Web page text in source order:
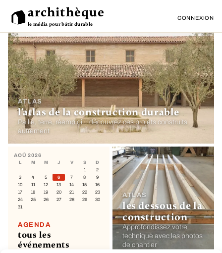
archithèque
le média pour bâtir durable
CONNEXION
ATLAS
l'atlas de la construction durable
Paille, terre, réemploi… découvrez ces projets construits
autrement
ATLAS
les dessous de la
construction
Approfondissez votre
technique avec les photos
de chantier
AOÛ 2026
L M M J V S
D
1
2
3
4 5 6 7 8
9
10
11 12 13 14 15
16
17
18 19 20 21 22
23
24
25 26 27 28 29
30
31
AGENDA
tous les
événements